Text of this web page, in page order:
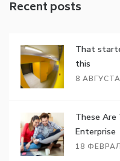
Recent posts
That
this
8
These Are
Enterprise
18